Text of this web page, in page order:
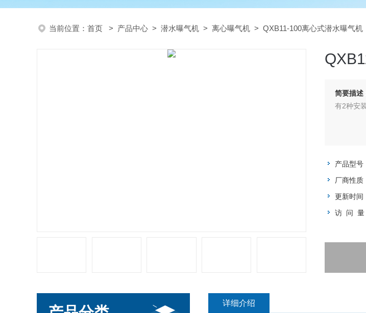
当前位置： 首页 > 产品中心 > 潜水曝气机 > 离心曝气机 > QXB11-100离心式潜水曝气机
简要描述
有2种安
产品型号
厂商性质
更新时间
访 问 量
详细介绍